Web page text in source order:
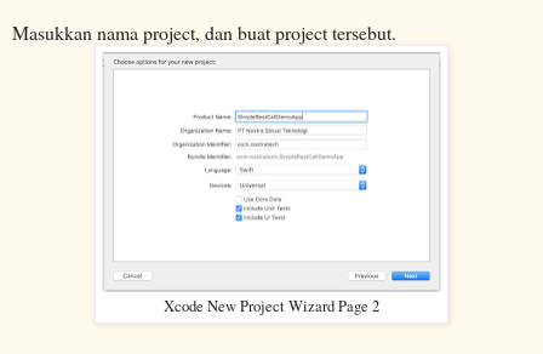
Masukkan nama project, dan buat project tersebut.
Xcode New Project Wizard Page 2